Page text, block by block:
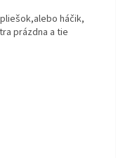
háčik,
prázdna a tie
hviezdičiek.